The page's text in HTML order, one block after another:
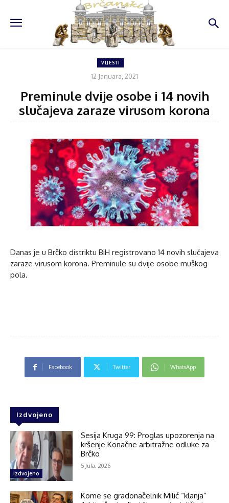
VIJESTI
12 Januara, 2021
Preminule dvije osobe i 14 novih
slučajeva zaraze virusom korona
Danas je u Brčko distriktu BiH registrovano 14 novih slučajeva
zaraze virusom korona. Preminule su dvije osobe muškog
pola.
Facebook Twitter WhatsApp
Izdvojeno
Izdvojeno
Sesija Kruga 99: Proglas upozorenja na
kršenje Konačne arbitražne odluke za
Brčko
5 Jula, 2026
Kome se gradonačelnik Milić “klanja”